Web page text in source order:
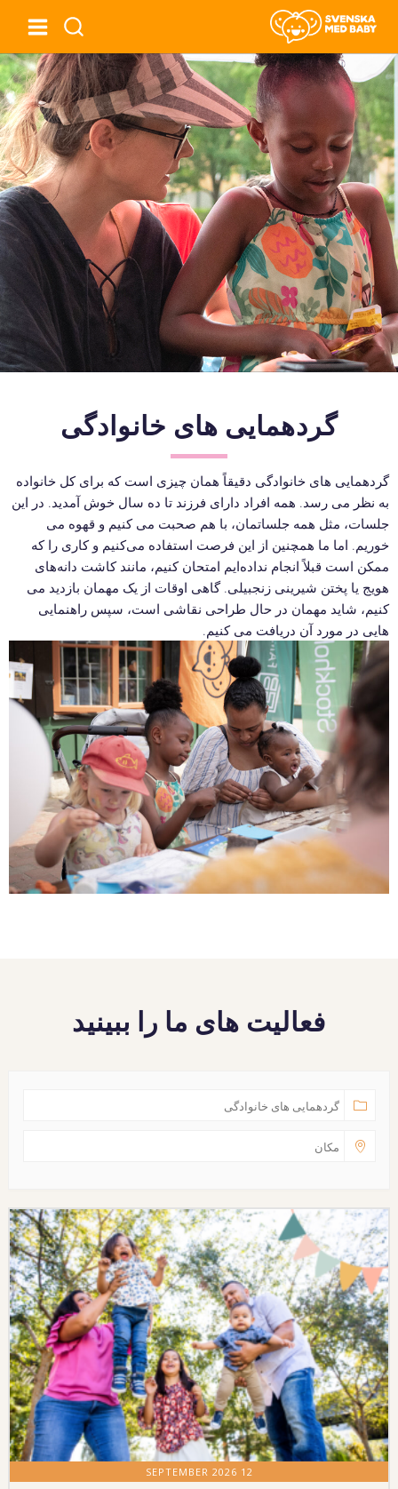
گردهمایی های خانوادگی
گردهمایی های خانوادگی دقیقاً همان چیزی است که برای کل خانواده
به نظر می رسد. همه افراد دارای فرزند تا ده سال خوش آمدید. در این
جلسات، مثل همه جلساتمان، با هم صحبت می کنیم و قهوه می
خوریم. اما ما همچنین از این فرصت استفاده می‌کنیم و کاری را که
ممکن است قبلاً انجام نداده‌ایم امتحان کنیم، مانند کاشت دانه‌های
هویج یا پختن شیرینی زنجبیلی. گاهی اوقات از یک مهمان بازدید می
کنیم، شاید مهمان در حال طراحی نقاشی است، سپس راهنمایی
هایی در مورد آن دریافت می کنیم.
فعالیت های ما را ببینید
12 SEPTEMBER 2026